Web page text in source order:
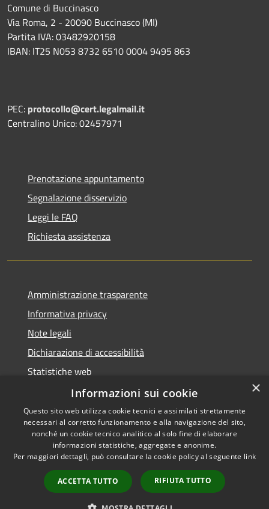
Comune di Buccinasco
Via Roma, 2 - 20090 Buccinasco (MI)
Partita IVA: 03482920158
IBAN: IT25 N053 8732 6510 0004 9495 863
PEC: protocollo@cert.legalmail.it
Centralino Unico: 02457971
Prenotazione appuntamento
Segnalazione disservizio
Leggi le FAQ
Richiesta assistenza
Amministrazione trasparente
Informativa privacy
Note legali
Dichiarazione di accessibilità
Statistiche web
Accessibilità
Privacy
Mappa del sito
Copyright © 2026 • Comune di
Buccinasco • Powered by
Municipium•Accesso
redazione
×
Informazioni sui cookie
Questo sito web utilizza cookie tecnici e assimilati strettamente
necessari al corretto funzionamento e alla navigazione del sito,
nonché un cookie tecnico analitico al solo fine di elaborare
informazioni statistiche, aggregate e anonime.
Per maggiori dettagli, può consultare la cookie policy al seguente link
ACCETTA TUTTO RIFIUTA TUTTO